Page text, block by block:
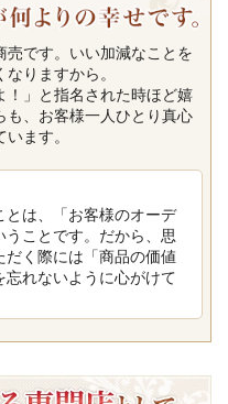
売です。いい加減なことを
りますから。
！」と指名された時ほど嬉
も、お客様一人ひとり真心
ます。
とは、「お客様のオーデ
うことです。だから、思
く際には「商品の価値
れないように心がけて